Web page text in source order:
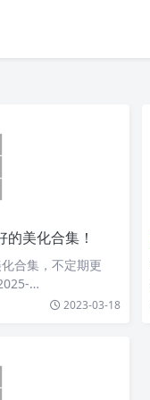
美化合集！
合集，不定期更
…
2023-03-18